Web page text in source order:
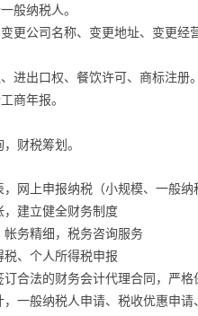
般纳税人。
更公司名称、变更地址、变更经
进出口权、餐饮许可、商标注册。
商年报。
财税筹划。
网上申报纳税（小规模、一般纳
，建立健全财务制度
务精细，税务咨询服务
、个人所得税申报
合法的财务会计代理合同，严
，一般纳税人申请、税收优惠申请